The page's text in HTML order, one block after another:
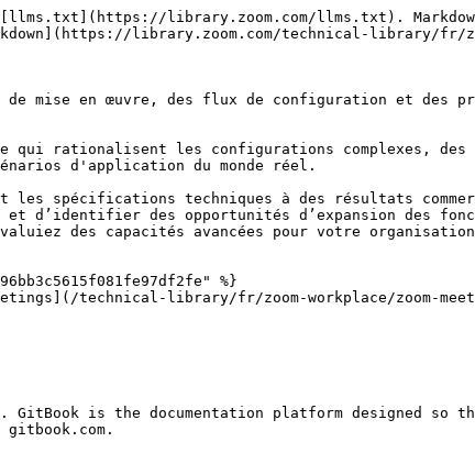
library.zoom.com/llms.txt).
library.zoom.com/technical-library/fr/
mise en œuvre, des flux de configuration et des
qui rationalisent les configurations complexes,
d'application du monde réel.
spécifications techniques à des résultats
d’identifier des opportunités d’expansion des
des capacités avancées pour votre
%}
technical-library/fr/zoom-workplace/zoom-
is the documentation platform designed so